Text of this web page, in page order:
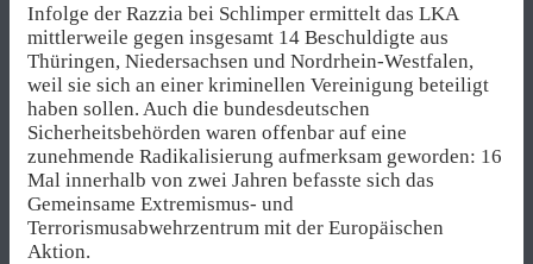
Infolge der Razzia bei Schlimper ermittelt das LKA
mittlerweile gegen insgesamt 14 Beschuldigte aus
Thüringen, Niedersachsen und Nordrhein-Westfalen,
weil sie sich an einer kriminellen Vereinigung beteiligt
haben sollen. Auch die bundesdeutschen
Sicherheitsbehörden waren offenbar auf eine
zunehmende Radikalisierung aufmerksam geworden: 16
Mal innerhalb von zwei Jahren befasste sich das
Gemeinsame Extremismus- und
Terrorismusabwehrzentrum mit der Europäischen
Aktion.